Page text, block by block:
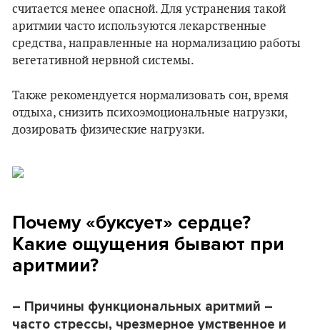
считается менее опасной. Для устранения такой
аритмии часто используются лекарственные
средства, направленные на нормализацию работы
вегетативной нервной системы.
Также рекомендуется нормализовать сон, время
отдыха, снизить психоэмоциональные нагрузки,
дозировать физические нагрузки.
Почему «буксует» сердце?
Какие ощущения бывают при
аритмии?
– Причины функциональных аритмий –
часто стрессы, чрезмерное умственное и